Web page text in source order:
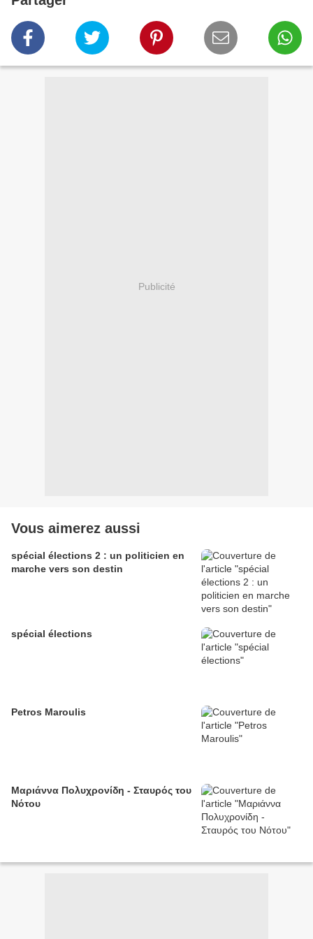
Publicité
Vous aimerez aussi
spécial élections 2 : un politicien en
marche vers son destin
spécial élections
Petros Maroulis
Μαριάννα Πολυχρονίδη - Σταυρός του
Νότου